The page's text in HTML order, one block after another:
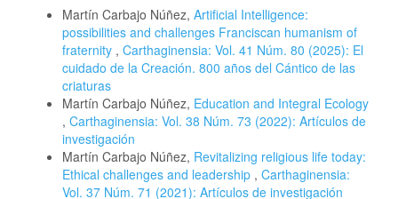
Martín Carbajo Núñez, Artificial Intelligence:
possibilities and challenges Franciscan humanism of
fraternity , Carthaginensia: Vol. 41 Núm. 80 (2025): El
cuidado de la Creación. 800 años del Cántico de las
criaturas
Martín Carbajo Núñez, Education and Integral Ecology
, Carthaginensia: Vol. 38 Núm. 73 (2022): Artículos de
investigación
Martín Carbajo Núñez, Revitalizing religious life today:
Ethical challenges and leadership , Carthaginensia:
Vol. 37 Núm. 71 (2021): Artículos de investigación